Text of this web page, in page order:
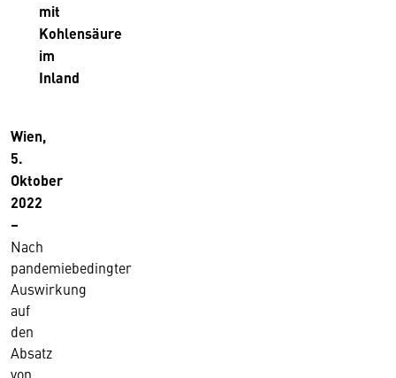
mit
Kohlensäure
im
Inland
Wien,
5.
Oktober
2022
–
Nach
pandemiebedingter
Auswirkung
auf
den
Absatz
von